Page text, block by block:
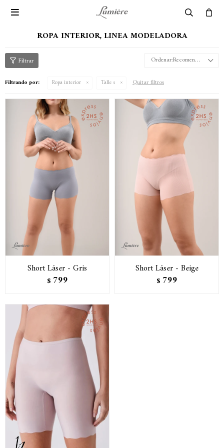

ROPA INTERIOR, LINEA MODELADORA
Recomendados
Filtrando por: Ropa interior Talle s Quitar filtros
Short Láser - Gris
$ 799
Short Láser - Beige
$ 799